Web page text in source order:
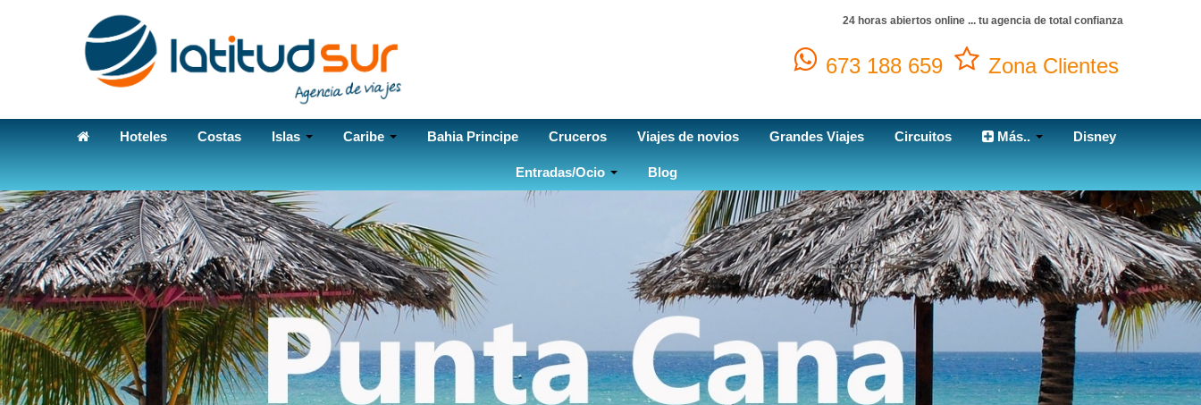
24 horas abiertos online ... tu agencia de total confianza
673 188 659 Zona Clientes
Hoteles Costas Islas Caribe Bahia Principe Cruceros Viajes de novios Grandes Viajes Circuitos Más.. Disney
Entradas/Ocio Blog